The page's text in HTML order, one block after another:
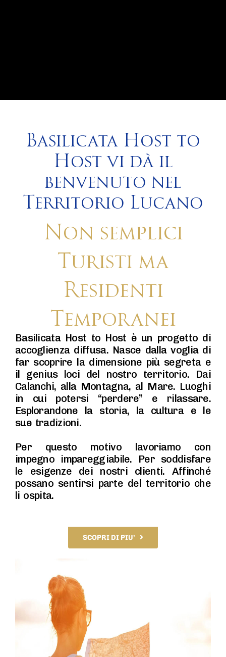
Basilicata Host to
Host vi dà il
benvenuto nel
Territorio Lucano
Non semplici
Turisti ma
Residenti
Temporanei
Basilicata Host to Host è un progetto di
accoglienza diffusa. Nasce dalla voglia di
far scoprire la dimensione più segreta e
il genius loci del nostro territorio. Dai
Calanchi, alla Montagna, al Mare. Luoghi
in cui potersi “perdere” e rilassare.
Esplorandone la storia, la cultura e le
sue tradizioni.
Per questo motivo lavoriamo con
impegno impareggiabile. Per soddisfare
le esigenze dei nostri clienti. Affinché
possano sentirsi parte del territorio che
li ospita.
SCOPRI DI PIU’